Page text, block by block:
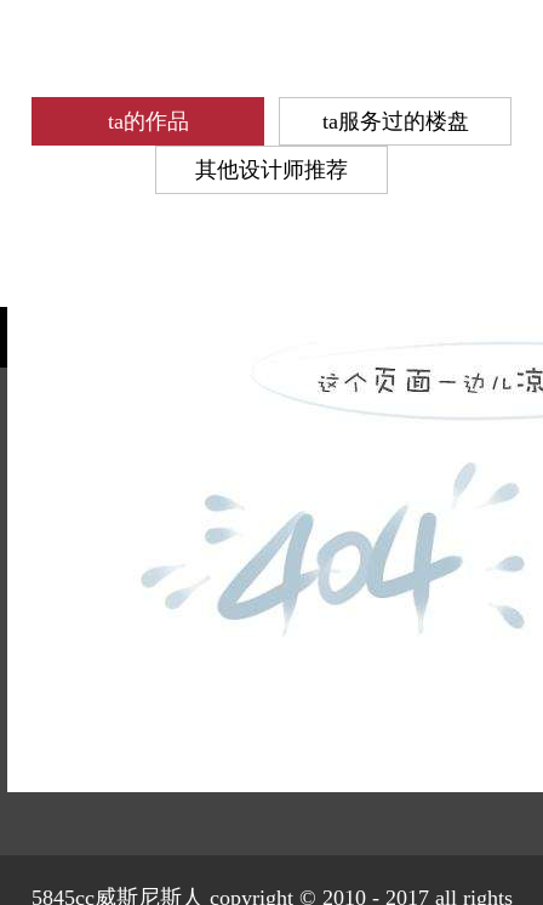
ta的作品
ta服务过的楼盘
其他设计师推荐
姓名不能
为空
电话不能
5845cc威斯尼斯人 copyright © 2010 - 2017 all rights